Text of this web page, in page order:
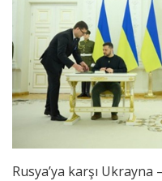
Rusya’ya karşı